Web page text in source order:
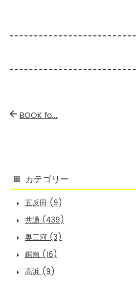
BOOK fo...
カテゴリー
五反田 (9)
共通 (439)
奥三河 (3)
鋸南 (16)
高浜 (9)